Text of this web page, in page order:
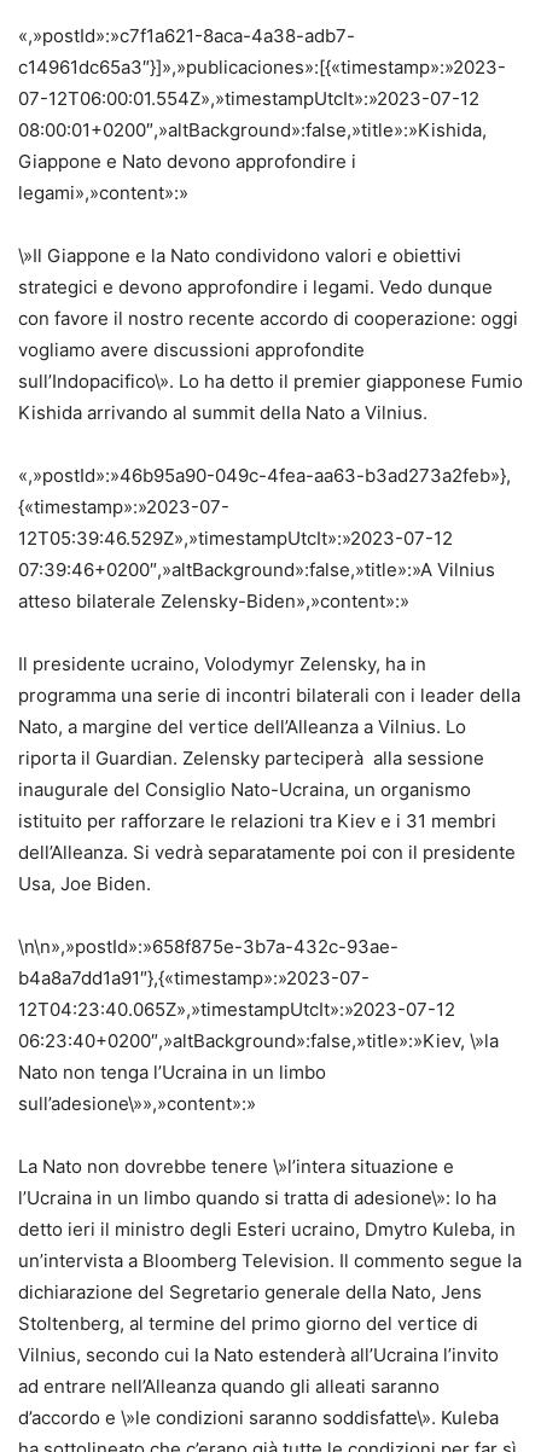
«,»postId»:»c7f1a621-8aca-4a38-adb7-
c14961dc65a3″}]»,»publicaciones»:[{«timestamp»:»2023-
07-12T06:00:01.554Z»,»timestampUtcIt»:»2023-07-12
08:00:01+0200″,»altBackground»:false,»title»:»Kishida,
Giappone e Nato devono approfondire i
legami»,»content»:»
\»Il Giappone e la Nato condividono valori e obiettivi
strategici e devono approfondire i legami. Vedo dunque
con favore il nostro recente accordo di cooperazione: oggi
vogliamo avere discussioni approfondite
sull’Indopacifico\». Lo ha detto il premier giapponese Fumio
Kishida arrivando al summit della Nato a Vilnius.
«,»postId»:»46b95a90-049c-4fea-aa63-b3ad273a2feb»},
{«timestamp»:»2023-07-
12T05:39:46.529Z»,»timestampUtcIt»:»2023-07-12
07:39:46+0200″,»altBackground»:false,»title»:»A Vilnius
atteso bilaterale Zelensky-Biden»,»content»:»
Il presidente ucraino, Volodymyr Zelensky, ha in
programma una serie di incontri bilaterali con i leader della
Nato, a margine del vertice dell’Alleanza a Vilnius. Lo
riporta il Guardian. Zelensky parteciperà alla sessione
inaugurale del Consiglio Nato-Ucraina, un organismo
istituito per rafforzare le relazioni tra Kiev e i 31 membri
dell’Alleanza. Si vedrà separatamente poi con il presidente
Usa, Joe Biden.
\n\n»,»postId»:»658f875e-3b7a-432c-93ae-
b4a8a7dd1a91″},{«timestamp»:»2023-07-
12T04:23:40.065Z»,»timestampUtcIt»:»2023-07-12
06:23:40+0200″,»altBackground»:false,»title»:»Kiev, \»la
Nato non tenga l’Ucraina in un limbo
sull’adesione\»»,»content»:»
La Nato non dovrebbe tenere \»l’intera situazione e
l’Ucraina in un limbo quando si tratta di adesione\»: lo ha
detto ieri il ministro degli Esteri ucraino, Dmytro Kuleba, in
un’intervista a Bloomberg Television. Il commento segue la
dichiarazione del Segretario generale della Nato, Jens
Stoltenberg, al termine del primo giorno del vertice di
Vilnius, secondo cui la Nato estenderà all’Ucraina l’invito
ad entrare nell’Alleanza quando gli alleati saranno
d’accordo e \»le condizioni saranno soddisfatte\». Kuleba